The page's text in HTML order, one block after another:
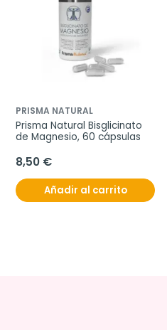
PRISMA NATURAL
Prisma Natural Bisglicinato
de Magnesio, 60 cápsulas
8,50 €
Añadir al carrito